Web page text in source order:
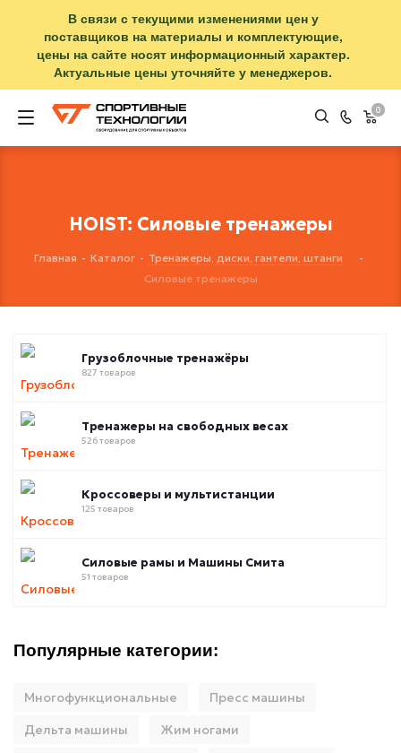
В связи с текущими изменениями цен у
поставщиков на материалы и комплектующие,
цены на сайте носят информационный характер.
Актуальные цены уточняйте у менеджеров.
0
HOIST: Силовые тренажеры
Главная - Каталог - Тренажеры, диски, гантели, штанги
-
Силовые тренажеры
Грузоблочные тренажёры
827 товаров
Тренажеры на свободных весах
526 товаров
Кроссоверы и мультистанции
125 товаров
Силовые рамы и Машины Смита
51 товаров
Популярные категории:
Многофункциональные
Пресс машины
Дельта машины
Жим ногами